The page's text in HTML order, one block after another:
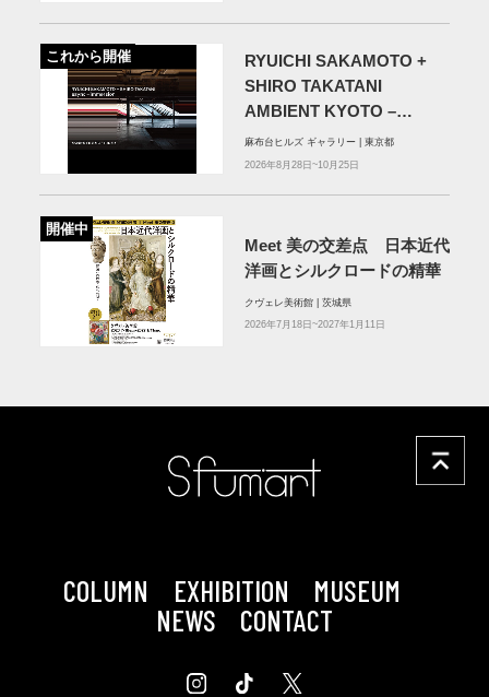
これから開催
RYUICHI SAKAMOTO +
SHIRO TAKATANI
AMBIENT KYOTO –
TOKYO
麻布台ヒルズ ギャラリー | 東京都
2026年8月28日~10月25日
開催中
Meet 美の交差点 日本近代
洋画とシルクロードの精華
クヴェレ美術館 | 茨城県
2026年7月18日~2027年1月11日
COLUMN EXHIBITION
MUSEUM
NEWS
CONTACT